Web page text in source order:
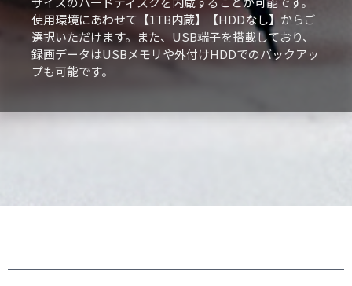
使用環境にあわせて【1TB内蔵】【HDDなし】からご
選択いただけます。また、USB端子を搭載しており、
録画データはUSBメモリや外付けHDDでのバックアッ
プも可能です。